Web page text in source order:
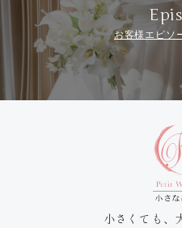
お客様エピソ
小さくても、